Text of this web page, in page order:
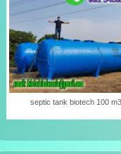
septic tank biotech 100